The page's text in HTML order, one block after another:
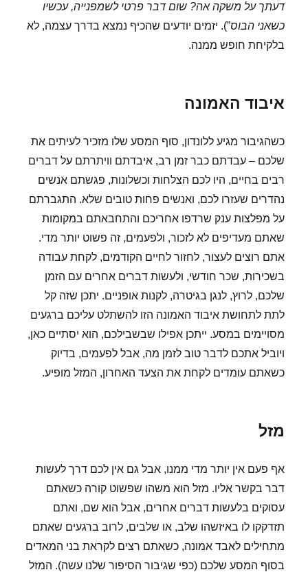
דעתך על משקה אה? שום דבר פרטי לשמפנייה, עכשיו
כשאני הבוס”). יזמים יודעים שהכיף נמצא בדרך עצמה, לא
בלקיחת חופש ממנה.
איבוד האמונה
כשהגיבור מגיע ללונדון, סוף המסע שלו מזכיר לעיתים את
שלכם – עבדתם כבר זמן רב, איבדתם וויתרתם על דברים
רבים בחיים, היו לכם הצלחות וכשלונות, פגשתם אנשים
נהדרים שעזרו לכם, ואנשים פחות טובים שלא. התגברתם
על מפלצות ענק שרדפו אחריכם והתחבאתם במקומות
שאתם מעדיפים לא לזכור, ולפעמים, זה פשוט יותר מדי.
אתם רוצים לעצור, לחזור לחיים הקודמים, לקחת עבודה
בשכירות, שכר חודשי, ולעשות דברים אחרים עם הזמן
שלכם, לרוץ, לנגן בגיטרה, לקנות אופניים. יתכן שזה קל
לתת לתחושת איבוד האמונה הזו להשתלט עליכם ברגעים
מסויימים במסע. ייתכן אפילו שבשבילכם, הוא יסתיים כאן,
ויוביל אתכם לדבר טוב לזמן מה, אבל לפעמים, בדיוק
כשאתם עומדים לקחת את הצעד האחרון, המזל מופיע.
מזל
אף פעם אין יותר מדי ממנו, אבל גם אין לכם דרך לעשות
דבר בקשר אליו. מזל הוא משהו שפשוט קורה כשאתם
עסוקים בלעשות דברים אחרים, אבל הוא שם, ואתם
תזדקקו לו באיזשהו שלב, או שלבים, לרוב ברגעים שאתם
מתחילים לאבד אמונה, כשאתם רצים לקראת בני המאדים
בסוף המסע שלכם (כפי שגיבור הסיפור שלנו עשה). המזל